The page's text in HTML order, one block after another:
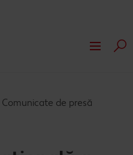
Comunicate de presă